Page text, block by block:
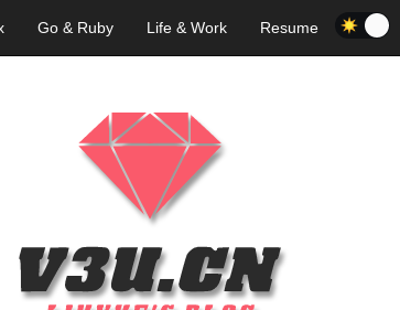
Go & Ruby Life & Work Resume